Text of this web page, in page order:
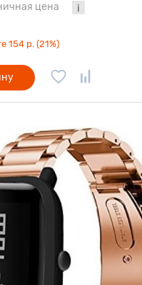
цена
154 р. (21%)